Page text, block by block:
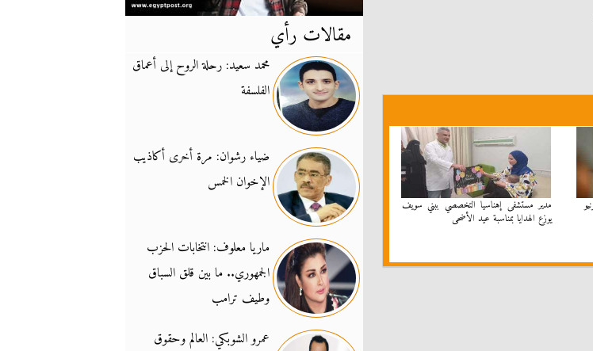
مدير مستشفى إهناسيا التخصصي ببني سويف
يوزع الهدايا بمناسبة عيد الأضحى
مقالات رأي
محمد سعيد: رحلة الروح إلى أعماق
الفلسفة
ضياء رشوان: مرة أخرى أكاذيب
الإخوان الخمس
ماريا معلوف: انتخابات الحزب
الجمهوري.. ما بين قلق السباق
وطيف ترامب
عمرو الشوبكي: العالم وحقوق